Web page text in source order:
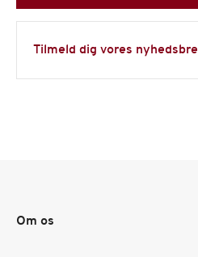
Tilmeld dig vores
Om os